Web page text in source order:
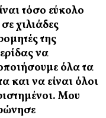
τόσο εύκολο
χιλιάδες
της
να
όλα τα
και να είναι όλοι
Μου